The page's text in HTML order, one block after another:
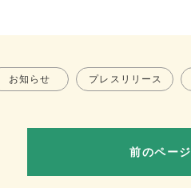
お知らせ プレスリリース
前のペー